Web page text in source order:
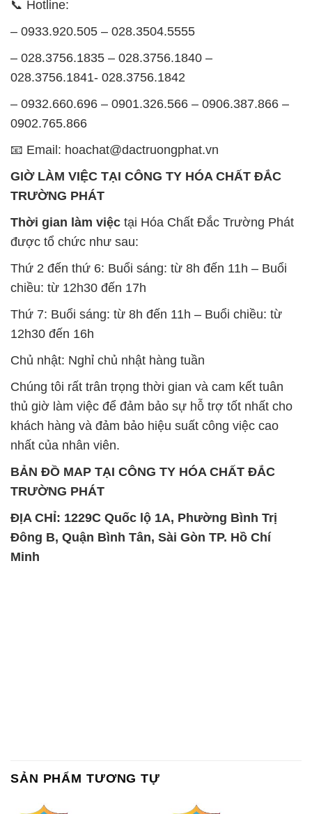
thủ giờ làm việc để đảm bảo sự hỗ trợ tốt nhất cho
khách hàng và đảm bảo hiệu suất công việc cao
nhất của nhân viên.
BẢN ĐỒ MAP TẠI CÔNG TY HÓA CHẤT ĐẮC
TRƯỜNG PHÁT
ĐỊA CHỈ: 1229C Quốc lộ 1A, Phường Bình Trị
Đông B, Quận Bình Tân, Sài Gòn TP. Hồ Chí
Minh
SẢN PHẨM TƯƠNG TỰ